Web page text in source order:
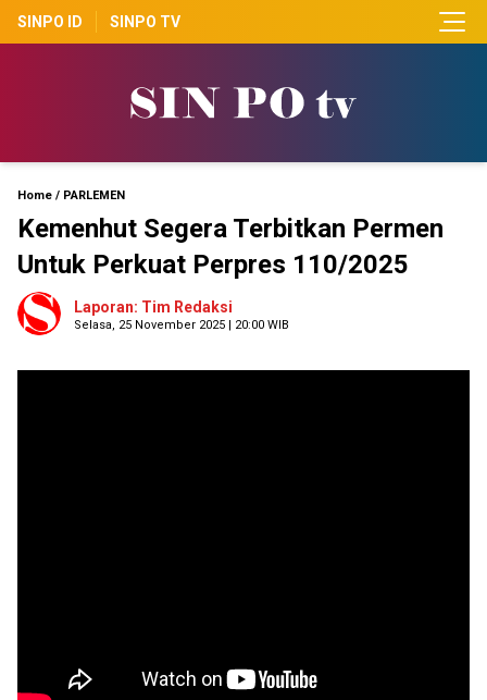
SINPO ID SINPO TV
Home / PARLEMEN
Kemenhut Segera Terbitkan Permen
Untuk Perkuat Perpres 110/2025
Laporan: Tim Redaksi
Selasa, 25 November 2025 | 20:00 WIB